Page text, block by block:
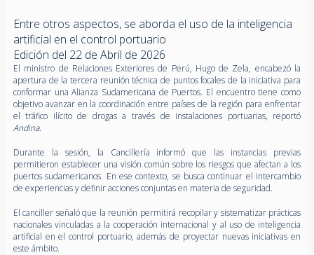
Entre otros aspectos, se aborda el uso de la inteligencia
artificial en el control portuario
Edición del 22 de Abril de 2026
El ministro de Relaciones Exteriores de Perú, Hugo de Zela, encabezó la
apertura de la tercera reunión técnica de puntos focales de la iniciativa para
conformar una Alianza Sudamericana de Puertos. El encuentro tiene como
objetivo avanzar en la coordinación entre países de la región para enfrentar
el tráfico ilícito de drogas a través de instalaciones portuarias, reportó
Andina.
Durante la sesión, la Cancillería informó que las instancias previas
permitieron establecer una visión común sobre los riesgos que afectan a los
puertos sudamericanos. En ese contexto, se busca continuar el intercambio
de experiencias y definir acciones conjuntas en materia de seguridad.
El canciller señaló que la reunión permitirá recopilar y sistematizar prácticas
nacionales vinculadas a la cooperación internacional y al uso de inteligencia
artificial en el control portuario, además de proyectar nuevas iniciativas en
este ámbito.